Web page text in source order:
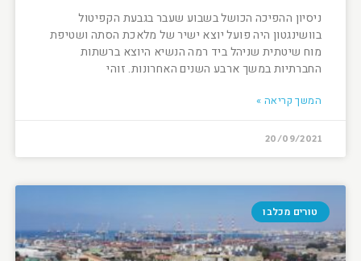
ניסיון ההפיכה הכושל בשבוע שעבר בגבעת הקפיטול
בוושינגטון היה פועל יוצא ישיר של מלאכת הסתה ושטיפת
מוח שיטתית שניהל ביד רמה הנשיא היוצא ברשתות
החברתיות במשך ארבע השנים האחרונות. זוהי
המשך קריאה »
20/09/2021
טורים מכלבו